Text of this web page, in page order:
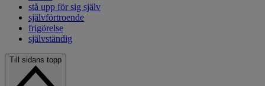
stå upp för sig själv
självförtroende
frigörelse
självständig
Till sidans topp